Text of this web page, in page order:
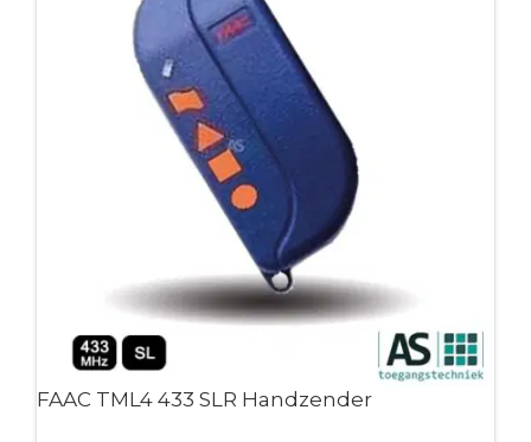
FAAC TML4 433 SLR Handzender